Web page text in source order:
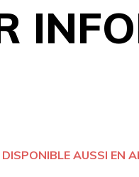
DISPONIBLE AUSSI EN